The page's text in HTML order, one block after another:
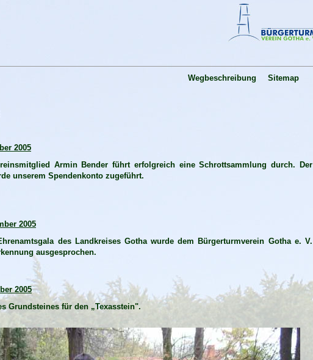
Sitemap
Wegbeschreibung
2005
Armin Bender führt erfolgreich eine Schrottsammlung durch. Der
unserem Spendenkonto zugeführt.
2005
des Landkreises Gotha wurde dem Bürgerturmverein Gotha e. V.
ausgesprochen.
2005
Grundsteines für den „Texasstein".